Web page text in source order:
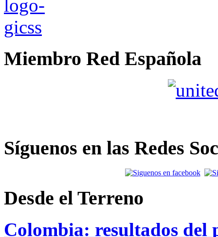
Miembro Red Española
Síguenos en las Redes
Desde el Terreno
Colombia: resultados del